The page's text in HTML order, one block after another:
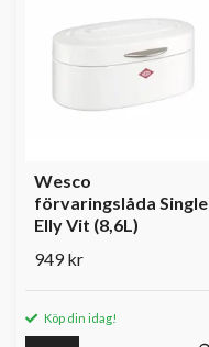
Wesco
förvaringslåda Single
Elly Vit (8,6L)
949 kr
Köp din idag!